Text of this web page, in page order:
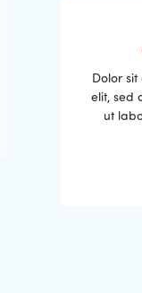
Dolor
elit, sed
ut